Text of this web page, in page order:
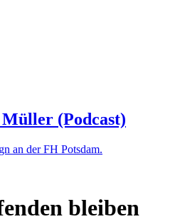
(Podcast)
an der FH Potsdam.
bleiben